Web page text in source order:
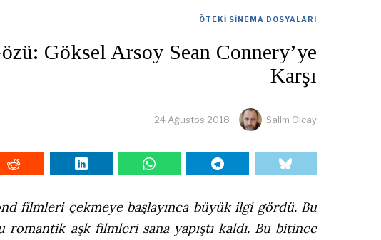
ÖTEKI SINEMA DOSYALARI
Göksel Arsoy Sean Connery’ye
Karşı
24 Ağustos 2018 Salim Olcay
filmleri çekmeye başlayınca büyük ilgi gördü. Bu
romantik aşk filmleri sana yapıştı kaldı. Bu bitince